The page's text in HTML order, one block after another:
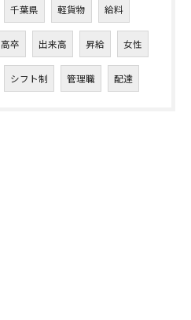
千葉県 軽貨物 給料
高卒 出来高 昇給 女性
シフト制 管理職 配達